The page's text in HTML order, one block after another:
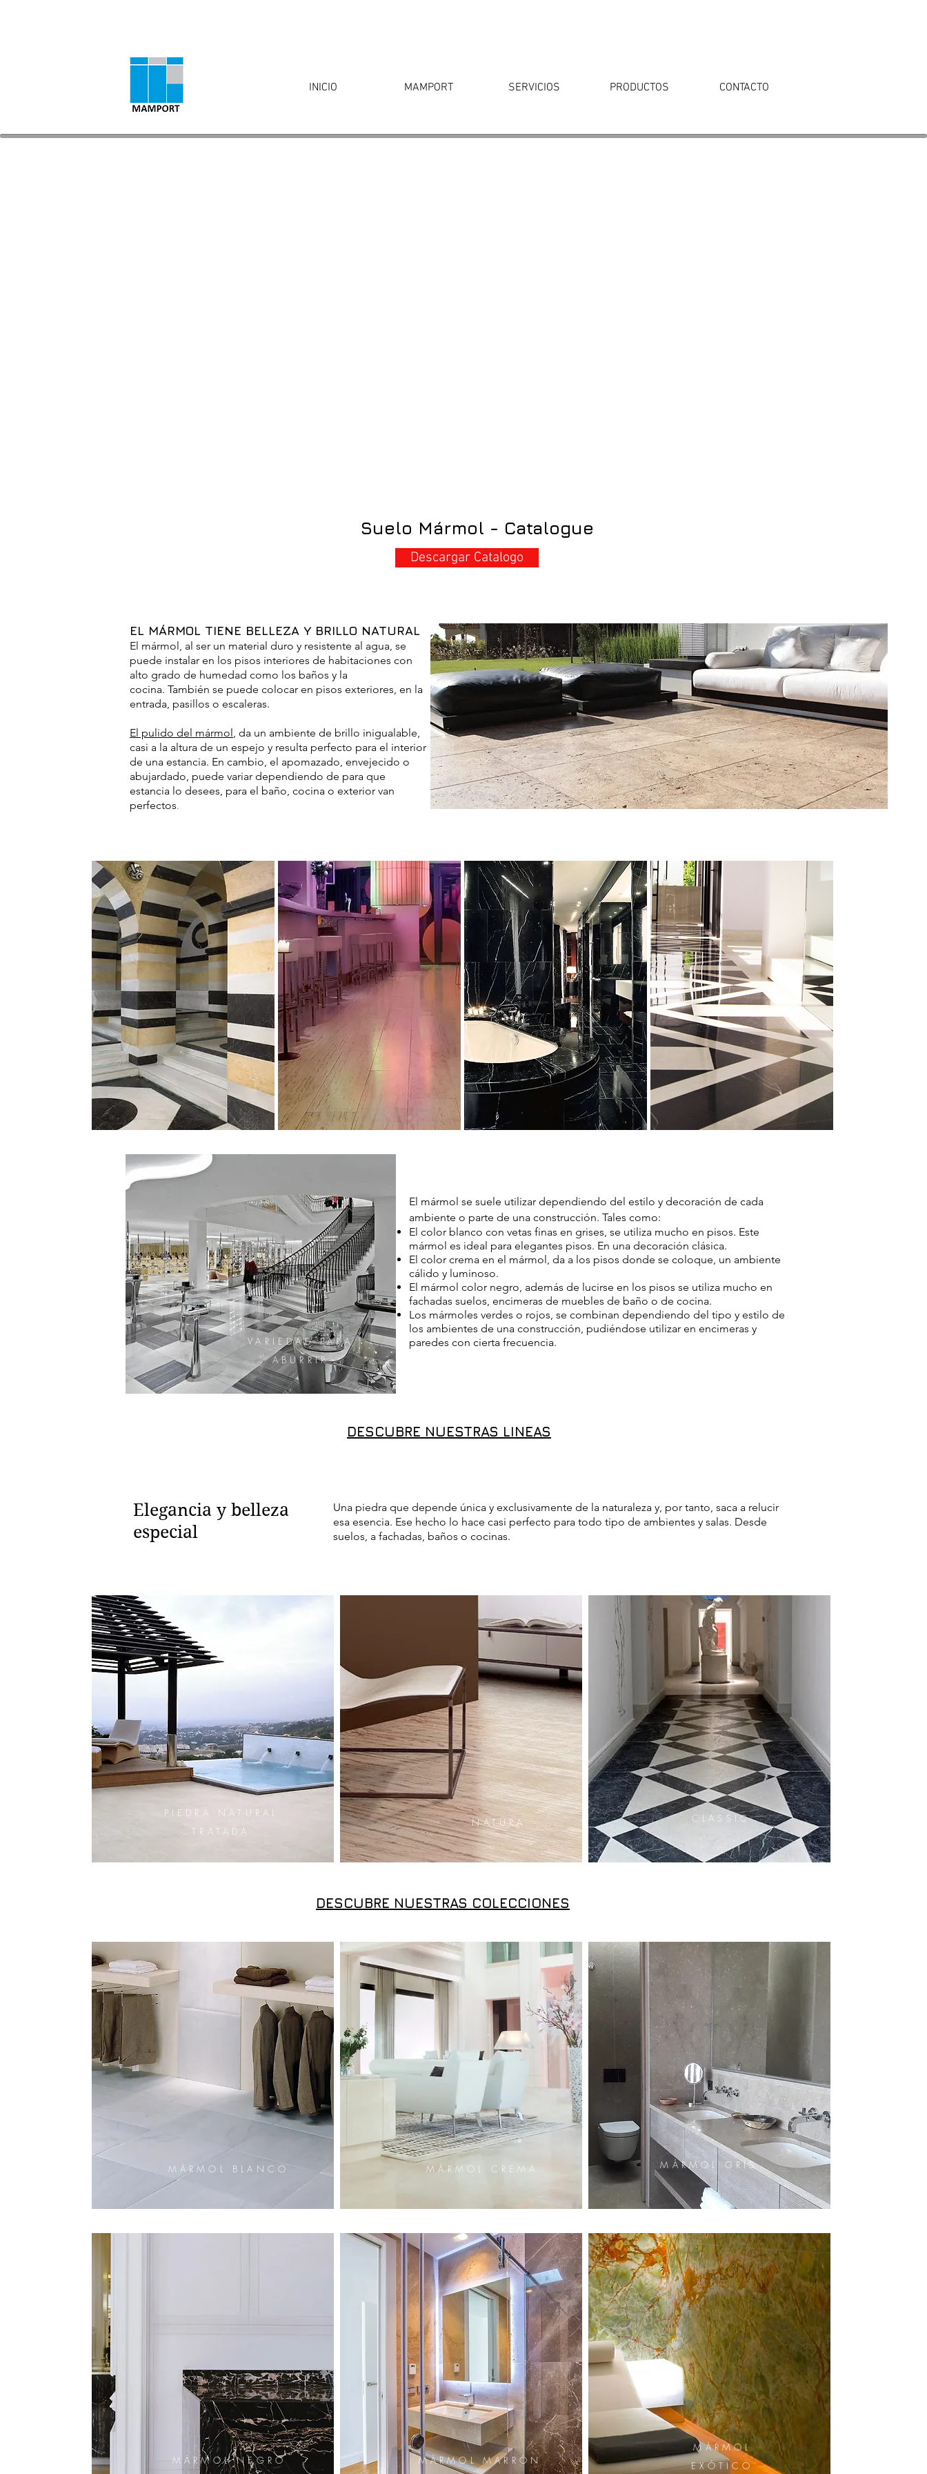
INICIO MAMPORT SERVICIOS PRODUCTOS CONTACTO
Suelo Mármol - Catalogue
Descargar Catalogo
EL MÁRMOL TIENE BELLEZA Y BRILLO NATURAL
El mármol, al ser un material duro y resistente al agua, se
puede instalar en los pisos interiores de habitaciones con
alto grado de humedad como los baños y la
cocina. También se puede colocar en pisos exteriores, en la
entrada, pasillos o escaleras.
El pulido del mármol, da un ambiente de brillo inigualable,
casi a la altura de un espejo y resulta perfecto para el interior
de una estancia. En cambio, el apomazado, envejecido o
abujardado, puede variar dependiendo de para que
estancia lo desees, para el baño, cocina o exterior van
perfectos.
VARIEDAD PARA
ABURRIR
El mármol se suele utilizar dependiendo del estilo y decoración de cada
ambiente o parte de una construcción. Tales como:
El color blanco con vetas finas en grises, se utiliza mucho en pisos. Este
mármol es ideal para elegantes pisos. En una decoración clásica.
El color crema en el mármol, da a los pisos donde se coloque, un ambiente
cálido y luminoso.
El mármol color negro, además de lucirse en los pisos se utiliza mucho en
fachadas suelos, encimeras de muebles de baño o de cocina.
Los mármoles verdes o rojos, se combinan dependiendo del tipo y estilo de
los ambientes de una construcción, pudiéndose utilizar en encimeras y
paredes con cierta frecuencia.
DESCUBRE NUESTRAS LINEAS
Una piedra que depende única y exclusivamente de la naturaleza y, por tanto, saca a relucir
esa esencia. Ese hecho lo hace casi perfecto para todo tipo de ambientes y salas. Desde
suelos, a fachadas, baños o cocinas.
Elegancia y belleza
especial
PIEDRA NATURAL
TRATADA
NATURA CLASSIC
DESCUBRE NUESTRAS COLECCIONES
MÁRMOL BLANCO MÁRMOL CREMA MÁRMOL GRIS
MÁRMOL NEGRO MÁRMOL MARRÓN
MÁRMOL
EXÓTICO